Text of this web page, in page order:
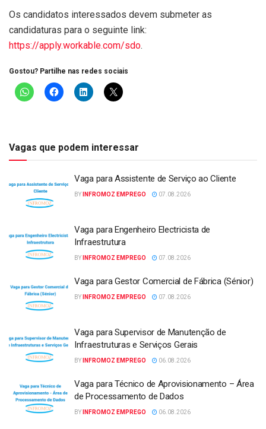
Os candidatos interessados devem submeter as
candidaturas para o seguinte link:
https://apply.workable.com/sdo.
Gostou? Partilhe nas redes sociais
Vagas que podem interessar
Vaga para Assistente de Serviço ao Cliente
BY INFROMOZ EMPREGO 07.08.2026
Vaga para Engenheiro Electricista de
Infraestrutura
BY INFROMOZ EMPREGO 07.08.2026
Vaga para Gestor Comercial de Fábrica (Sénior)
BY INFROMOZ EMPREGO 07.08.2026
Vaga para Supervisor de Manutenção de
Infraestruturas e Serviços Gerais
BY INFROMOZ EMPREGO 06.08.2026
Vaga para Técnico de Aprovisionamento – Área
de Processamento de Dados
BY INFROMOZ EMPREGO 06.08.2026